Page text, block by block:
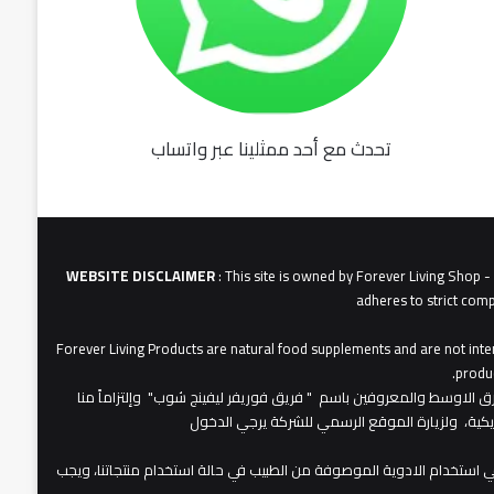
تحدث مع أحد ممثلينا عبر واتساب
WEBSITE DISCLAIMER: This site is owned by Forever Living Shop
adheres to strict
Forever Living Products are natural food supplements and are not
فوريفر لبفينج برودكتس في الشرق الاوسط والمعروفين باسم " فريق فوريفر ليفينج شوب" وإلتزاماً منا
ولزيارة الموقع الرسمي للشركة يرجي الدخول
الادوية الموصوفة من الطبيب في حالة استخدام منتجاتنا، ويجب